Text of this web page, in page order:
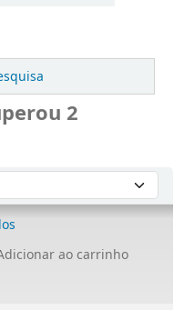
2
ao carrinho